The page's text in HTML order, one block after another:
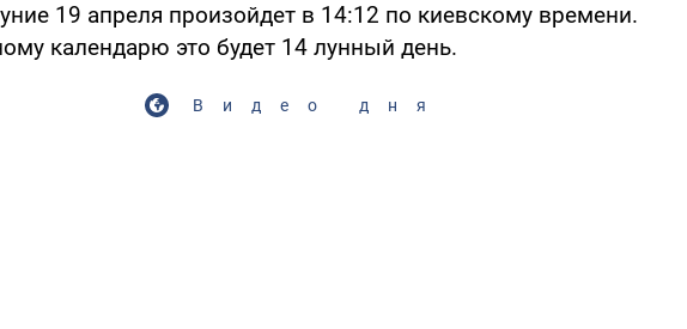
19 апреля произойдет в 14:12 по киевскому времени.
календарю это будет 14 лунный день.
Видео дня